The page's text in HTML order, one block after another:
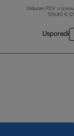
Uključen PDV u
129,80 €
Usporedi